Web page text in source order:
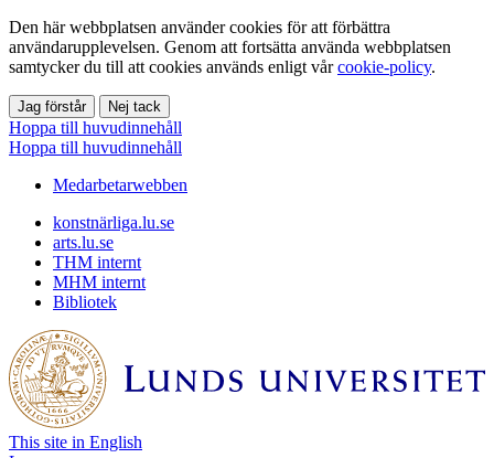
Den här webbplatsen använder cookies för att förbättra
användarupplevelsen. Genom att fortsätta använda webbplatsen
samtycker du till att cookies används enligt vårcookie-policy.
Jag förstår Nej tack
Hoppa till huvudinnehåll
Hoppa till huvudinnehåll
Medarbetarwebben
konstnärliga.lu.se
arts.lu.se
THM internt
MHM internt
Bibliotek
This site in English